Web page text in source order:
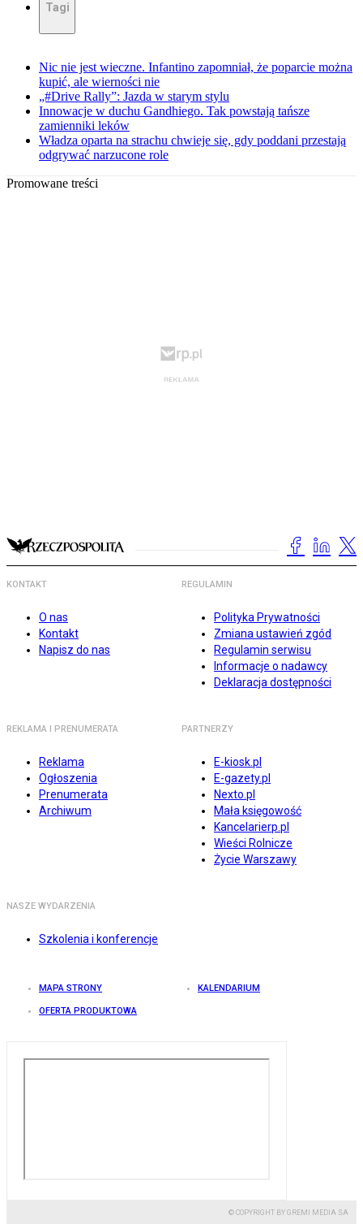
Tagi
Nic nie jest wieczne. Infantino zapomniał, że poparcie można
kupić, ale wierności nie
„#Drive Rally”: Jazda w starym stylu
Innowacje w duchu Gandhiego. Tak powstają tańsze
zamienniki leków
Władza oparta na strachu chwieje się, gdy poddani przestają
odgrywać narzucone role
Promowane treści
KONTAKT
O nas
Kontakt
Napisz do nas
REGULAMIN
Polityka Prywatności
Zmiana ustawień zgód
Regulamin serwisu
Informacje o nadawcy
Deklaracja dostępności
REKLAMA I PRENUMERATA
Reklama
Ogłoszenia
Prenumerata
Archiwum
PARTNERZY
E-kiosk.pl
E-gazety.pl
Nexto.pl
Mała księgowość
Kancelarierp.pl
Wieści Rolnicze
Życie Warszawy
NASZE WYDARZENIA
Szkolenia i konferencje
MAPA STRONY KALENDARIUM
OFERTA PRODUKTOWA
© COPYRIGHT BY GREMI MEDIA SA